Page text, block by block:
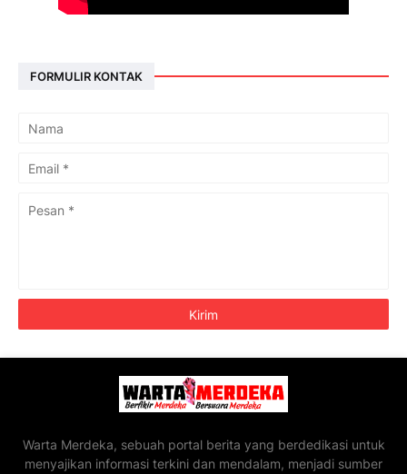
FORMULIR KONTAK
Warta Merdeka, sebuah portal berita yang berdedikasi untuk
menyajikan informasi terkini dan mendalam, menjadi sumber